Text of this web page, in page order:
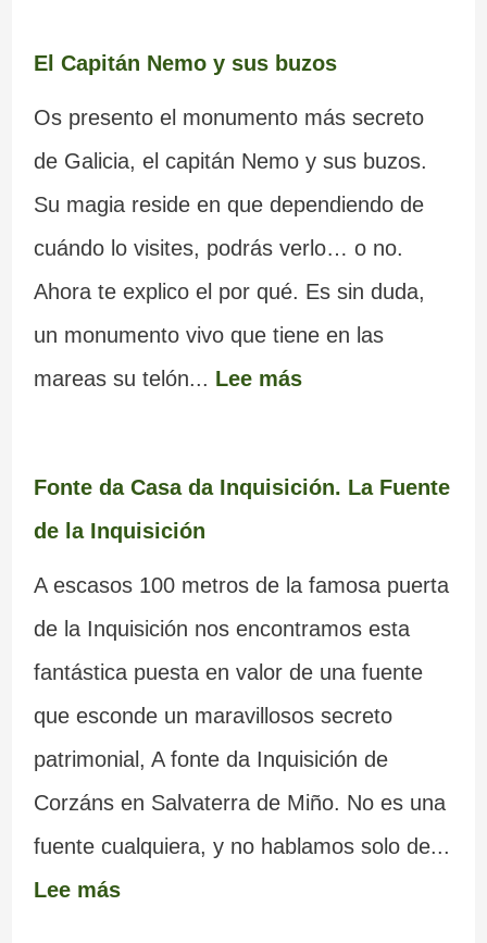
El Capitán Nemo y sus buzos
Os presento el monumento más secreto
de Galicia, el capitán Nemo y sus buzos.
Su magia reside en que dependiendo de
cuándo lo visites, podrás verlo… o no.
Ahora te explico el por qué. Es sin duda,
un monumento vivo que tiene en las
mareas su telón... Lee más
Fonte da Casa da Inquisición. La Fuente
de la Inquisición
A escasos 100 metros de la famosa puerta
de la Inquisición nos encontramos esta
fantástica puesta en valor de una fuente
que esconde un maravillosos secreto
patrimonial, A fonte da Inquisición de
Corzáns en Salvaterra de Miño. No es una
fuente cualquiera, y no hablamos solo de...
Lee más